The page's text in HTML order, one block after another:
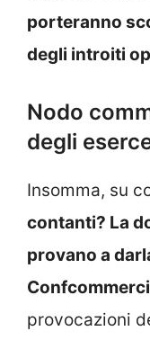
porteranno
degli introiti
Nodo
degli
Insomma, su
contanti? La
provano a
provocazioni